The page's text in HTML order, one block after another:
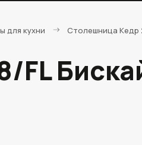
для кухни Столешница Кедр